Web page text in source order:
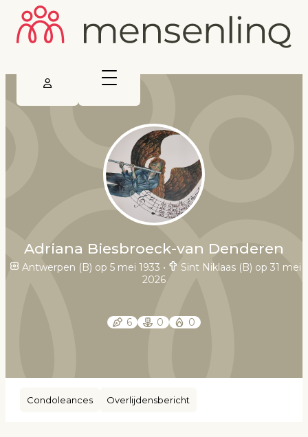
Adriana Biesbroeck-van Denderen
Antwerpen (B) op 5 mei 1933 •
Sint Niklaas (B) op 31 mei
2026
6 0 0
Condoleances Overlijdensbericht